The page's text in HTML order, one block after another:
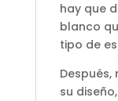
hay que
blanco
tipo de
su